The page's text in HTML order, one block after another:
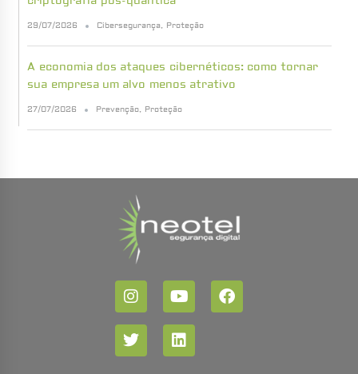
29/07/2026 Cibersegurança, Proteção
A economia dos ataques cibernéticos: como tornar
sua empresa um alvo menos atrativo
27/07/2026 Prevenção, Proteção